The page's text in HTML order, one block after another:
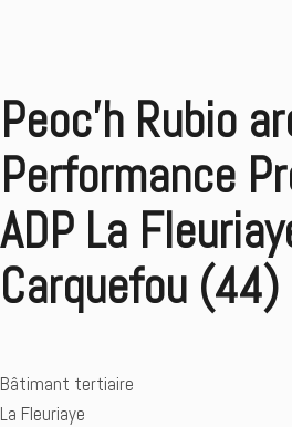
Peoc’h Rubio
Performance
ADP La
Carquefou (44)
Bâtimant tertiaire
La Fleuriaye